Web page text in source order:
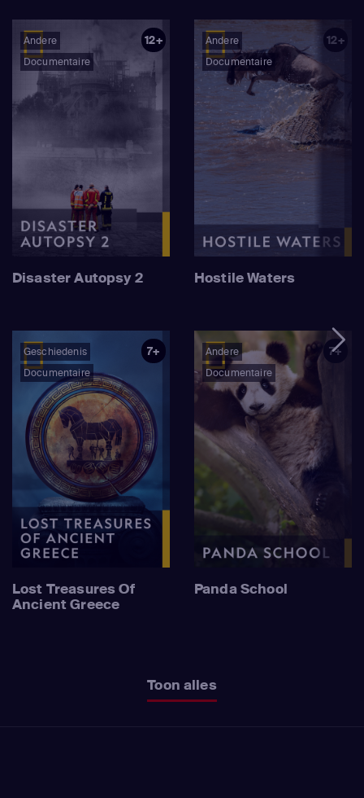
Andere
Documentaire
12+
Disaster Autopsy 2
Andere
Documentaire
12+
Hostile Waters
Geschiedenis
Documentaire
7+
Lost Treasures Of
Ancient Greece
Andere
Documentaire
7+
Panda School
Toon alles